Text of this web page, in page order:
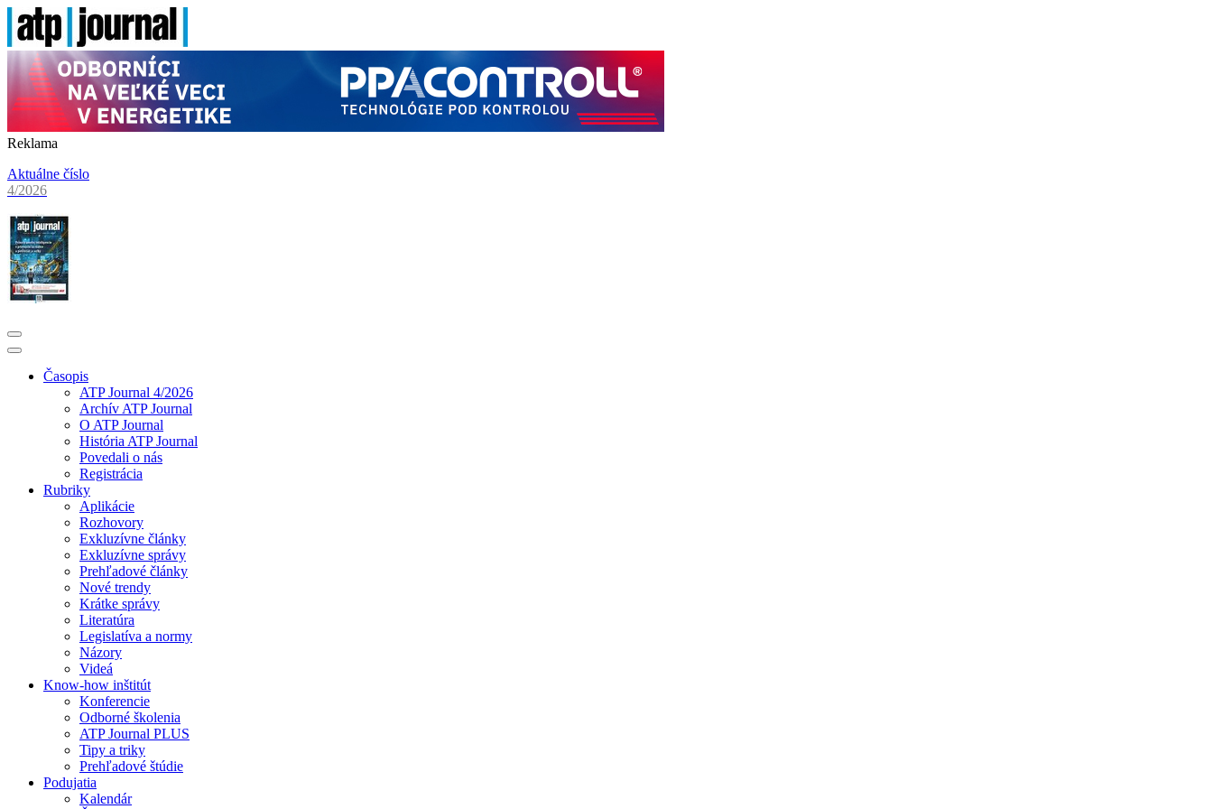
Reklama
Aktuálne číslo
4/2026
Časopis
ATP Journal 4/2026
Archív ATP Journal
O ATP Journal
História ATP Journal
Povedali o nás
Registrácia
Rubriky
Aplikácie
Rozhovory
Exkluzívne články
Exkluzívne správy
Prehľadové články
Nové trendy
Krátke správy
Literatúra
Legislatíva a normy
Názory
Videá
Know-how inštitút
Konferencie
Odborné školenia
ATP Journal PLUS
Tipy a triky
Prehľadové štúdie
Podujatia
Kalendár